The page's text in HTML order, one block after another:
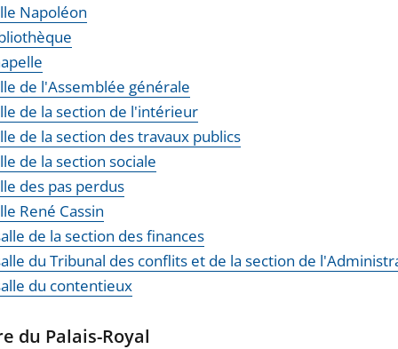
Napoléon
de l'Assemblée générale
de la section de l'intérieur
de la section des travaux publics
de la section sociale
des pas perdus
René Cassin
de la section des finances
du Tribunal des conflits et de la section de
du contentieux
du Palais-Royal